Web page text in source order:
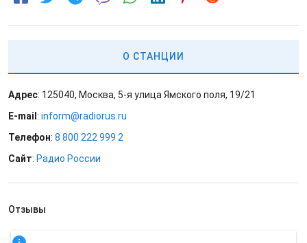
О СТАНЦИИ
Адрес: 125040, Москва, 5-я улица Ямского поля, 19/21
E-mail : inform@radiorus.ru
Телефон: 8 800 222 999 2
Сайт: Радио России
Отзывы